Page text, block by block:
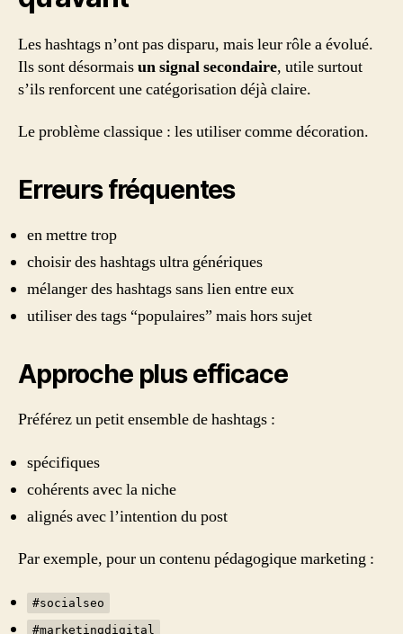
Les hashtags n’ont pas disparu, mais leur rôle a évolué.
Ils sont désormaisun signal secondaire, utile surtout
s’ils renforcent une catégorisation déjà claire.
Le problème classique : les utiliser comme décoration.
Erreurs fréquentes
en mettre trop
choisir des hashtags ultra génériques
mélanger des hashtags sans lien entre eux
utiliser des tags “populaires” mais hors sujet
Approche plus efficace
Préférez un petit ensemble de hashtags :
spécifiques
cohérents avec la niche
alignés avec l’intention du post
Par exemple, pour un contenu pédagogique marketing :
#socialseo
#marketingdigital